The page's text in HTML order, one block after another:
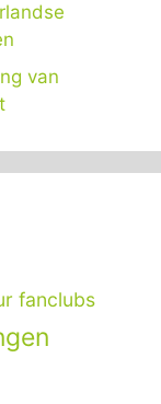
van
fanclubs